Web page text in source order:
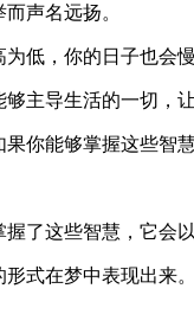
声名远扬。
，你的日子也会慢
导生活的一切，让
能够掌握这些智慧
这些智慧，它会以
在梦中表现出来